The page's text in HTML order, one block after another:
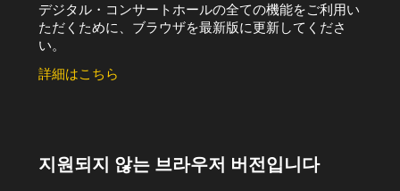
デジタル・コンサートホールの全ての機能をご利用い
ただくために、ブラウザを最新版に更新してくださ
い。
詳細はこちら
지원되지 않는 브라우저 버전입니다